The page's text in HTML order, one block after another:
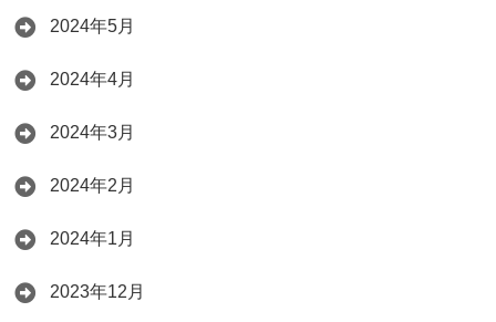
2024年5月
2024年4月
2024年3月
2024年2月
2024年1月
2023年12月